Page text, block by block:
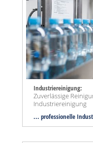
Industriereinigung:
Zuverlässige
Industriereinigung
... professionelle